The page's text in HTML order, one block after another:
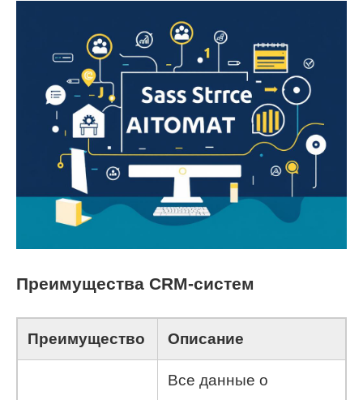
Преимущества CRM-систем
Преимущество Описание
Все данные о